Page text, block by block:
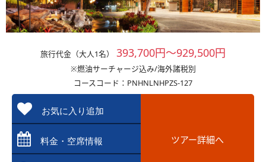
旅行代金（大人1名） 393,700円～929,500円
※燃油サーチャージ込み/海外諸税別
コースコード：PNHNLNHPZS-127
お気に入り追加
料金・空席情報 ツアー詳細へ